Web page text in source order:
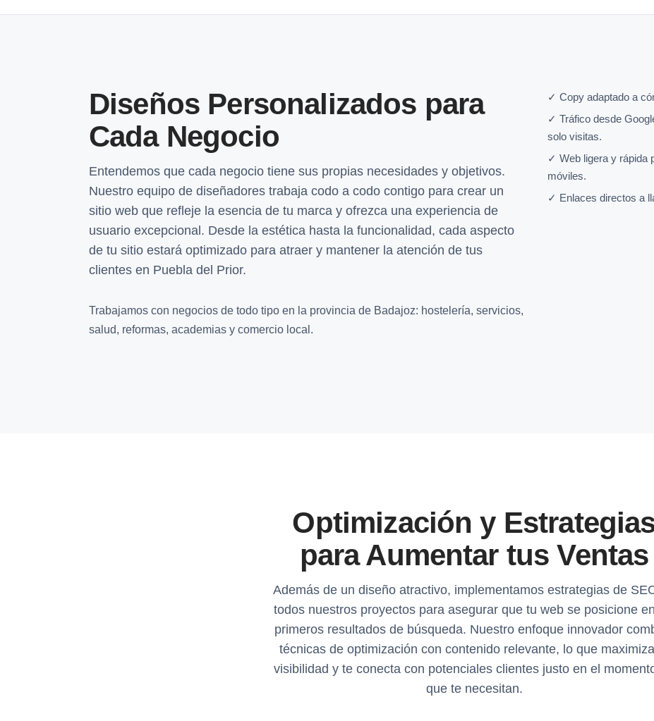
Diseños Personalizados para
Cada Negocio
Entendemos que cada negocio tiene sus propias necesidades y objetivos.
Nuestro equipo de diseñadores trabaja codo a codo contigo para crear un
sitio web que refleje la esencia de tu marca y ofrezca una experiencia de
usuario excepcional. Desde la estética hasta la funcionalidad, cada aspecto
de tu sitio estará optimizado para atraer y mantener la atención de tus
clientes en Puebla del Prior.
Trabajamos con negocios de todo tipo en la provincia de Badajoz: hostelería, servicios,
salud, reformas, academias y comercio local.
✓ Copy adaptado a
✓ Tráfico desde
solo visitas.
✓ Web ligera y rápida
móviles.
✓ Enlaces directos a
Optimización y
para Aumentar tus Ventas
Además de un diseño atractivo, implementamos estrategias de
todos nuestros proyectos para asegurar que tu web se posicione
primeros resultados de búsqueda. Nuestro enfoque innovador
técnicas de optimización con contenido relevante, lo que
visibilidad y te conecta con potenciales clientes justo en el
que te necesitan.